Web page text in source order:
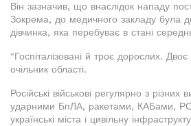
Він зазначив, що внаслідок нападу
Зокрема, до медичного закладу була
дівчинка, яка перебуває в стані
"Госпіталізовані й троє дорослих.
очільник області.
Російські військові регулярно з різних
ударними БпЛА, ракетами, КАБами,
українські міста і цивільну